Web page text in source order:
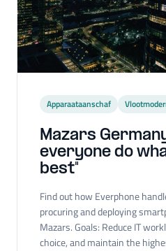
Apparaataanschaf
Mazars
everyone do
best"
Find out how Everphone
procuring and deploying
Mazars. Goals: Reduce IT
choice, and maintain the